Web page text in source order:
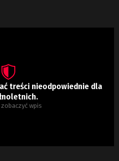
treści nieodpowiednie dla
wpis